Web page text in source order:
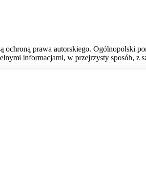
prawa autorskiego. Ogólnopolski
informacjami, w przejrzysty sposób, z